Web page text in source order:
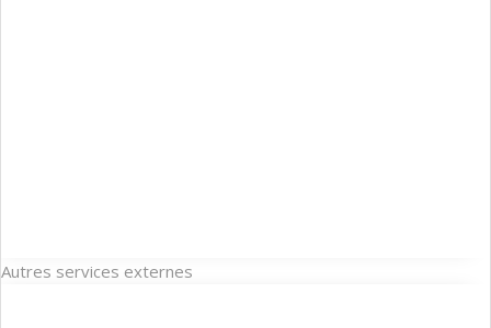
Autres services externes